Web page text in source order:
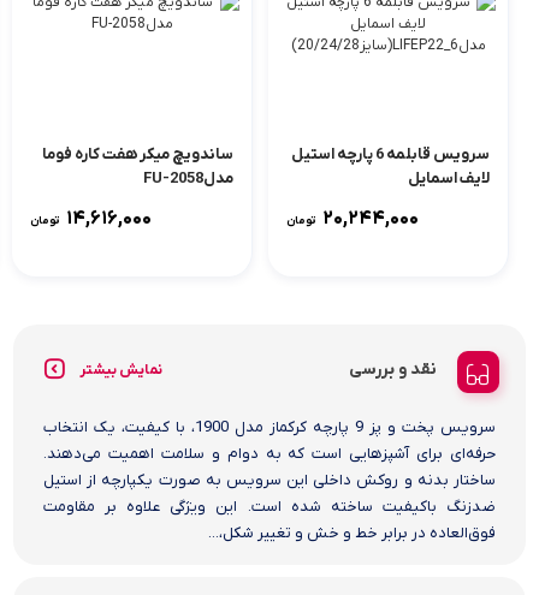
سرویس قابلمه 6 پارچه استیل
لایف اسمایل
20,244,000 تومان
ساندویچ میکر هفت کاره فوما
مدلFU-2058
14,616,000 تومان
نقد و بررسی نمایش بیشتر
سرویس پخت و پز 9 پارچه کرکماز مدل 1900، با کیفیت، یک انتخاب
حرفه‌ای برای آشپزهایی است که به دوام و سلامت اهمیت می‌دهند.
ساختار بدنه و روکش داخلی این سرویس به صورت یکپارچه از استیل
ضدزنگ باکیفیت ساخته شده است. این ویژگی علاوه بر مقاومت
فوق‌العاده در برابر خط و خش و تغییر شکل،...